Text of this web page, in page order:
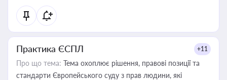
Практика ЄСПЛ +11
Про що тема: Тема охоплює рішення, правові позиції та
стандарти Європейського суду з прав людини, які